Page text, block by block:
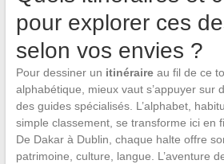
pour explorer ces
selon vos envies ?
Pour dessiner un itinéraireau fil de ce
alphabétique, mieux vaut s’appuyer sur
des guides spécialisés. L’alphabet,
simple classement, se transforme ici en
De Dakar à Dublin, chaque halte offre
patrimoine, culture, langue. L’aventure